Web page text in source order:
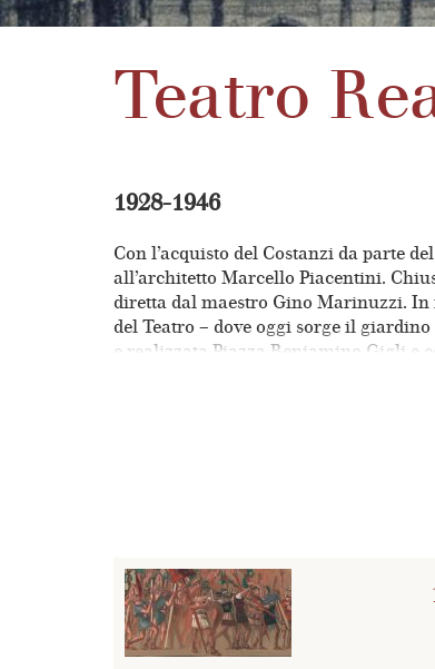
Teatro
1928-1946
Con l’acquisto del Costanzi da parte
all’architetto Marcello Piacentini.
diretta dal maestro Gino Marinuzzi. In
del Teatro – dove oggi sorge il
e realizzata Piazza Beniamino Gigli e
timpani a lunetta e da un corpo
L’anfiteatro, interno alla sala, fu
dell’Allestimento Scenico del teatro
idraulico. Predispose inoltre una
Reale si arricchirono di titoli che
Serafin che tra il 1934 e 1943 ricoprì
diretta nel 1928 da Ileana Leonidoff